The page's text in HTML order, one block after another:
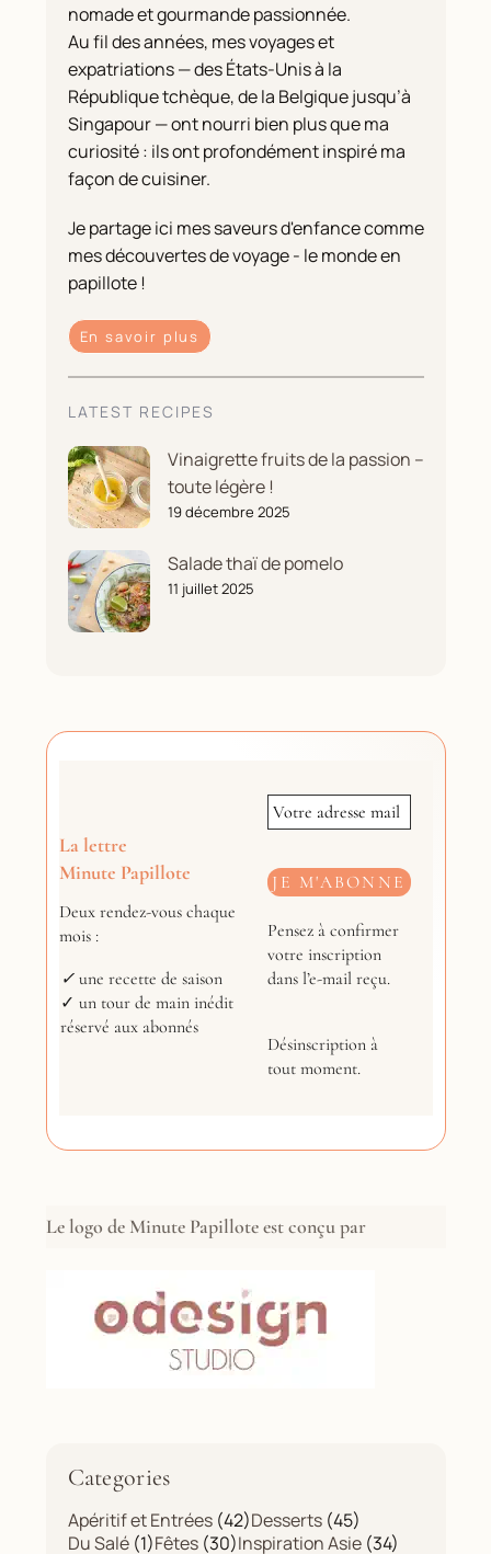
nomade et gourmande passionnée.
Au fil des années, mes voyages et
expatriations — des États-Unis à la
République tchèque, de la Belgique jusqu’à
Singapour — ont nourri bien plus que ma
curiosité : ils ont profondément inspiré ma
façon de cuisiner.
Je partage ici mes saveurs d'enfance comme
mes découvertes de voyage - le monde en
papillote !
En savoir plus
LATEST RECIPES
Vinaigrette fruits de la passion –
toute légère !
19 décembre 2025
Salade thaï de pomelo
11 juillet 2025
La lettre
Minute Papillote
Deux rendez-vous chaque
mois :
✓ une recette de saison
✓ un tour de main inédit
réservé aux abonnés
Pensez à confirmer
votre inscription
dans l’e-mail reçu.
Désinscription à
tout moment.
Le logo de Minute Papillote est conçu par
Categories
Apéritif et Entrées(42)Desserts(45)
Du Salé(1)Fêtes(30)Inspiration Asie(34)